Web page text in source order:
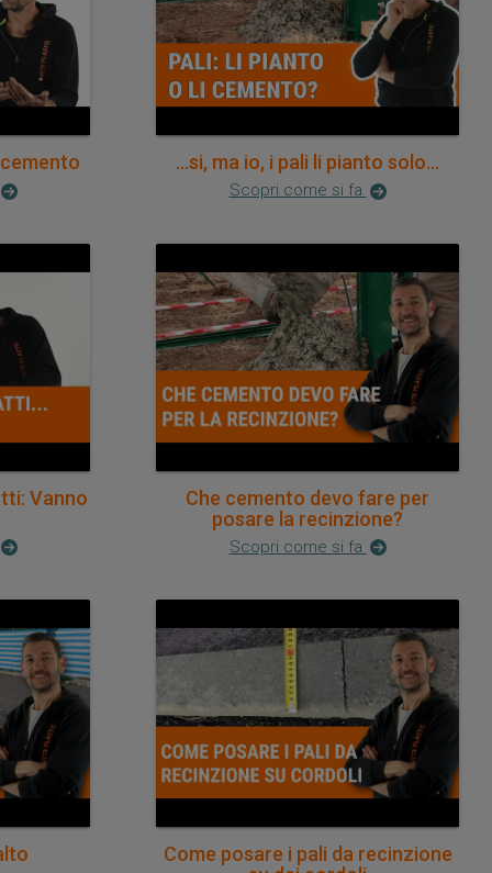
...si, ma io, i pali li pianto solo...
Scopri come si fa
Vanno
Che cemento devo fare per
posare la recinzione?
Scopri come si fa
Come posare i pali da recinzione